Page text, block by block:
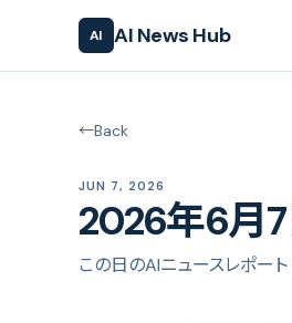
AI AI News Hub
←Back
JUN 7, 2026
2026年6月
この日のAIニュースレポート